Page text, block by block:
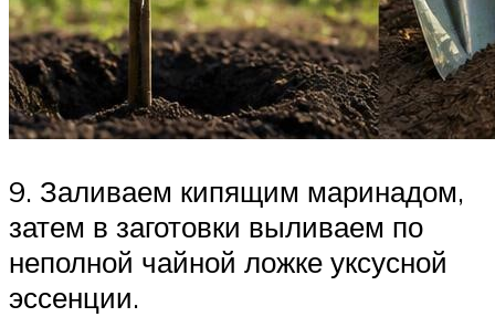
9. Заливаем кипящим маринадом,
затем в заготовки выливаем по
неполной чайной ложке уксусной
эссенции.